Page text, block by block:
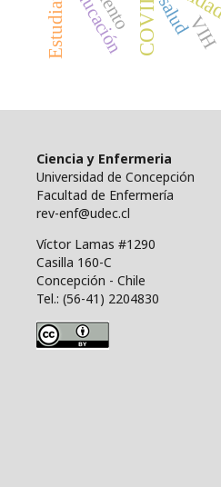
saludVIH
Ciencia y Enfermeria
Universidad de Concepción
Facultad de Enfermería
rev-enf@udec.cl
Víctor Lamas #1290
Casilla 160-C
Concepción - Chile
Tel.: (56-41) 2204830